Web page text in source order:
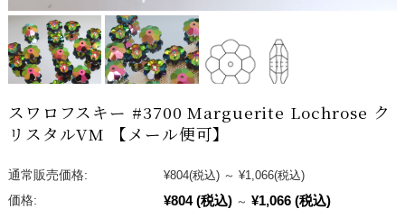
スワロフスキー #3700 Marguerite Lochrose ク
リスタルVM 【メール便可】
通常販売価格: ¥804(税込) ～ ¥1,066(税込)
価格:
¥804 (税込) ～ ¥1,066 (税込)